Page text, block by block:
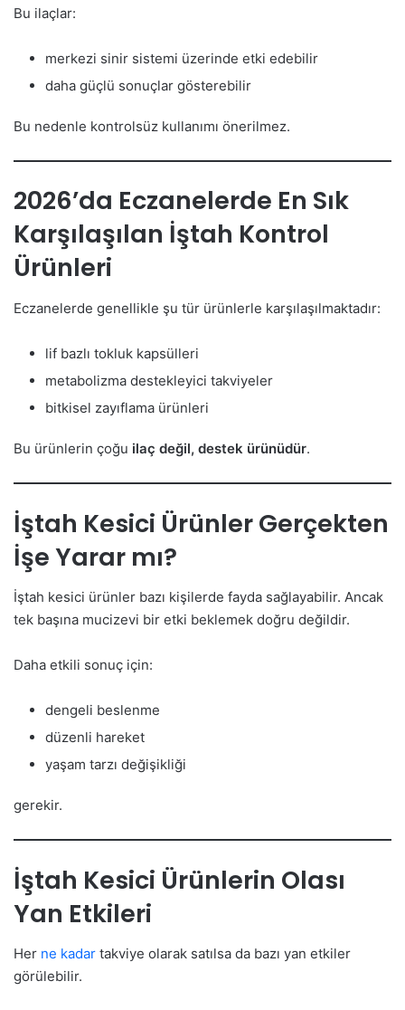
Bu ilaçlar:
merkezi sinir sistemi üzerinde etki edebilir
daha güçlü sonuçlar gösterebilir
Bu nedenle kontrolsüz kullanımı önerilmez.
2026’da Eczanelerde En Sık
Karşılaşılan İştah Kontrol
Ürünleri
Eczanelerde genellikle şu tür ürünlerle karşılaşılmaktadır:
lif bazlı tokluk kapsülleri
metabolizma destekleyici takviyeler
bitkisel zayıflama ürünleri
Bu ürünlerin çoğu ilaç değil, destek ürünüdür.
İştah Kesici Ürünler Gerçekten
İşe Yarar mı?
İştah kesici ürünler bazı kişilerde fayda sağlayabilir. Ancak
tek başına mucizevi bir etki beklemek doğru değildir.
Daha etkili sonuç için:
dengeli beslenme
düzenli hareket
yaşam tarzı değişikliği
gerekir.
İştah Kesici Ürünlerin Olası
Yan Etkileri
Her ne kadar takviye olarak satılsa da bazı yan etkiler
görülebilir.